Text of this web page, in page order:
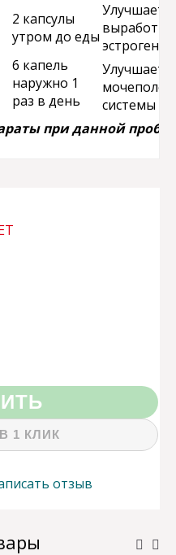
2 капсулы
утром до еды
Улучшает
выработку
эстрогенов
6 капель
наружно 1
раз в день
Улучшает
системы
при данной
1 КЛИК
отзыв